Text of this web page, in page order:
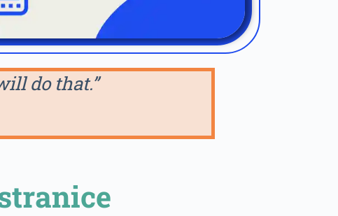
do that.”